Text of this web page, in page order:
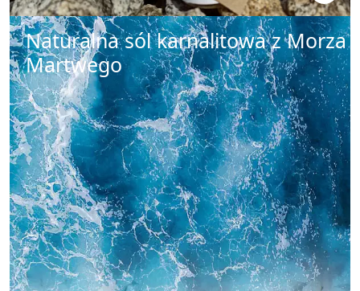
Naturalna sól karnalitowa z Morza
Martwego